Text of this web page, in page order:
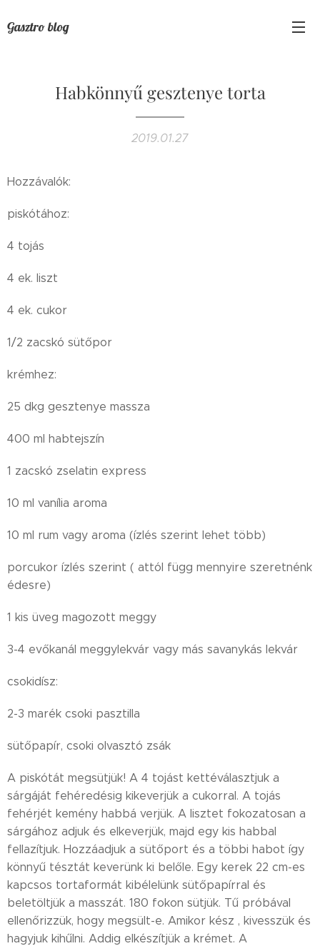
Gasztro blog
Habkönnyű gesztenye torta
2019.01.27
Hozzávalók:
piskótához:
4 tojás
4 ek. liszt
4 ek. cukor
1/2 zacskó sütőpor
krémhez:
25 dkg gesztenye massza
400 ml habtejszín
1 zacskó zselatin express
10 ml vanília aroma
10 ml rum vagy aroma (ízlés szerint lehet több)
porcukor ízlés szerint ( attól függ mennyire szeretnénk
édesre)
1 kis üveg magozott meggy
3-4 evőkanál meggylekvár vagy más savanykás lekvár
csokidísz:
2-3 marék csoki pasztilla
sütőpapír, csoki olvasztó zsák
A piskótát megsütjük! A 4 tojást kettéválasztjuk a
sárgáját fehéredésig kikeverjük a cukorral. A tojás
fehérjét kemény habbá verjük. A lisztet fokozatosan a
sárgához adjuk és elkeverjük, majd egy kis habbal
fellazítjuk. Hozzáadjuk a sütőport és a többi habot így
könnyű tésztát keverünk ki belőle. Egy kerek 22 cm-es
kapcsos tortaformát kibélelünk sütőpapírral és
beletöltjük a masszát. 180 fokon sütjük. Tű próbával
ellenőrizzük, hogy megsült-e. Amikor kész , kivesszük és
hagyjuk kihűlni. Addig elkészítjük a krémet. A